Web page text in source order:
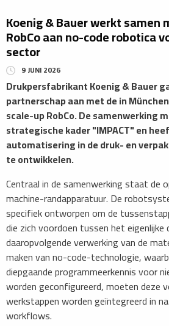
Koenig & Bauer werkt samen
RobCo aan no-code robotica
sector
9 JUNI 2026
Drukpersfabrikant Koenig & Bauer
partnerschap aan met de in
scale-up RobCo. De samenwerking
strategische kader "IMPACT" en
automatisering in de druk- en
te ontwikkelen.
Centraal in de samenwerking staat de
machine-randapparatuur. De
specifiek ontworpen om de
die zich voordoen tussen het eigenlijke
daaropvolgende verwerking van de
maken van no-code-technologie,
diepgaande programmeerkennis voor
worden geconfigureerd, moeten deze
werkstappen worden geïntegreerd in
workflows.